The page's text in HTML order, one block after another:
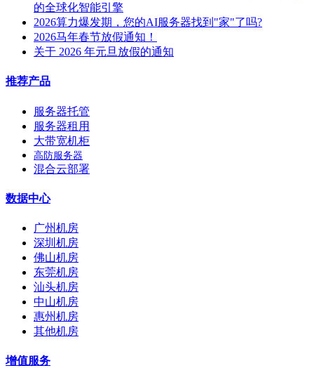
的全球化智能引擎
2026算力爆发期，您的AI服务器找到"家"了吗?
2026马年春节放假通知！
关于 2026 年元旦放假的通知
推荐产品
服务器托管
服务器租用
大带宽机柜
高防服务器
混合云部署
数据中心
广州机房
深圳机房
佛山机房
东莞机房
汕头机房
中山机房
惠州机房
其他机房
增值服务